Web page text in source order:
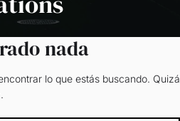
nada
lo que estás buscando. Quizá